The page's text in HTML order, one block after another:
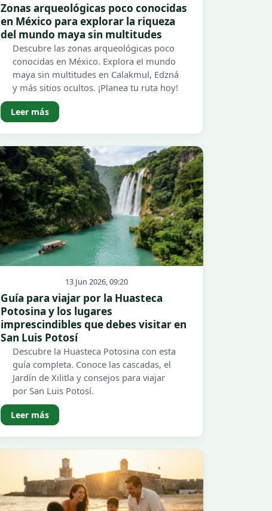
Zonas arqueológicas poco conocidas
en México para explorar la riqueza
del mundo maya sin multitudes
Descubre las zonas arqueológicas poco
conocidas en México. Explora el mundo
maya sin multitudes en Calakmul, Edzná
y más sitios ocultos. ¡Planea tu ruta hoy!
Leer más
13 Jun 2026, 09:20
Guía para viajar por la Huasteca
Potosina y los lugares
imprescindibles que debes visitar en
San Luis Potosí
Descubre la Huasteca Potosina con esta
guía completa. Conoce las cascadas, el
Jardín de Xilitla y consejos para viajar
por San Luis Potosí.
Leer más